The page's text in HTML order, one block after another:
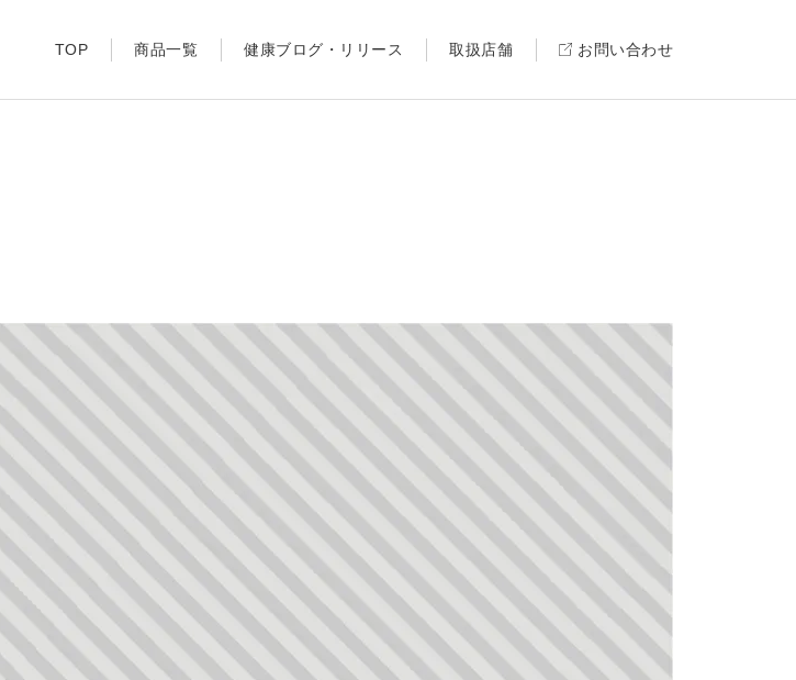
TOP 商品一覧 健康ブログ・リリース 取扱店舗 お問い合わせ